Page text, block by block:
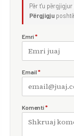
Për t'u
Përgjigju
Emri *
Email *
Komenti *